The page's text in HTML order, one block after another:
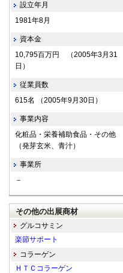
設立年月
1981年8月
資本金
10,795百万円 （2005年3月31
日）
従業員数
615名 （2005年9月30日）
事業内容
化粧品・栄養補助食品・その他
（発芽玄米、青汁）
事業所
－
その他の出展商材
グルコサミン
楽節サポート
コラーゲン
ＨＴＣコラーゲン